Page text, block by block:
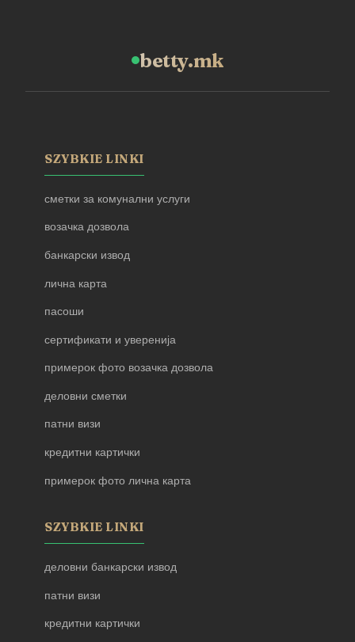
betty.mk
SZYBKIE LINKI
сметки за комунални услуги
возачка дозвола
банкарски извод
лична карта
пасоши
сертификати и уверенија
примерок фото возачка дозвола
деловни сметки
патни визи
кредитни картички
примерок фото лична карта
SZYBKIE LINKI
деловни банкарски извод
патни визи
кредитни картички